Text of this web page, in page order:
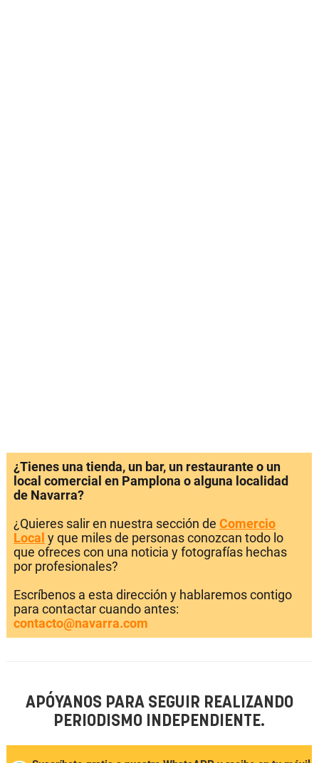
¿Tienes una tienda, un bar, un restaurante o un
local comercial en Pamplona o alguna localidad
de Navarra?
¿Quieres salir en nuestra sección de Comercio
Local y que miles de personas conozcan todo lo
que ofreces con una noticia y fotografías hechas
por profesionales?
Escríbenos a esta dirección y hablaremos contigo
para contactar cuando antes:
contacto@navarra.com
APÓYANOS PARA SEGUIR REALIZANDO
PERIODISMO INDEPENDIENTE.